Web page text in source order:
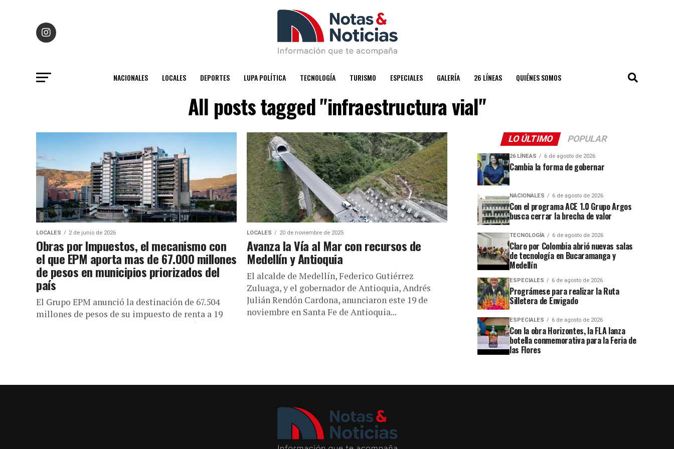
NACIONALES LOCALES DEPORTES LUPA POLÍTICA TECNOLOGÍA TURISMO ESPECIALES GALERÍA 26 LÍNEAS QUIÉNES SOMOS
All posts tagged "infraestructura vial"
LOCALES 2 de junio de 2026
Obras por Impuestos, el mecanismo con
el que EPM aporta mas de 67.000 millones
de pesos en municipios priorizados del
país
El Grupo EPM anunció la destinación de 67.504
millones de pesos de su impuesto de renta a 19
proyectos en seis departamentos del país a
LOCALES 20 de noviembre de 2025
Avanza la Vía al Mar con recursos de
Medellín y Antioquia
El alcalde de Medellín, Federico Gutiérrez
Zuluaga, y el gobernador de Antioquia, Andrés
Julián Rendón Cardona, anunciaron este 19 de
noviembre en Santa Fe de Antioquia...
LO ÚLTIMO POPULAR
26 LÍNEAS 6 de agosto de 2026
Cambia la forma de gobernar
NACIONALES 6 de agosto de 2026
Con el programa ACE 1.0 Grupo Argos
busca cerrar la brecha de valor
TECNOLOGÍA 6 de agosto de 2026
Claro por Colombia abrió nuevas salas
de tecnología en Bucaramanga y
Medellín
ESPECIALES 6 de agosto de 2026
Prográmese para realizar la Ruta
Silletera de Envigado
ESPECIALES 6 de agosto de 2026
Con la obra Horizontes, la FLA lanza
botella conmemorativa para la Feria de
las Flores